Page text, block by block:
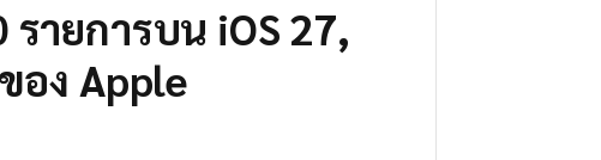
ายการบน iOS 27,
อง Apple